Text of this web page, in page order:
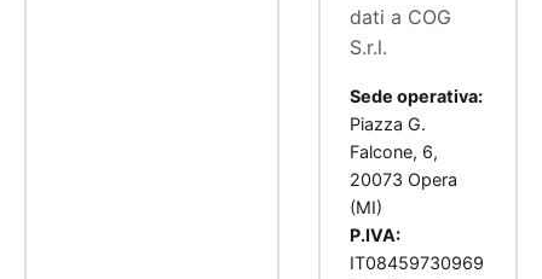
dati a COG
S.r.l.
Sede operativa:
Piazza G.
Falcone, 6,
20073 Opera
(MI)
P.IVA:
IT08459730969